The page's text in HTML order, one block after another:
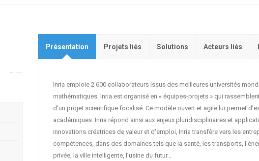
Présentation Projets liés Solutions Acteurs liés
Inria emploie 2 600 collaborateurs issus des meilleures universités
mathématiques. Inria est organisé en « équipes-projets » qui
d’un projet scientifique focalisé. Ce modèle ouvert et agile lui permet
académiques. Inria répond ainsi aux enjeux pluridisciplinaires et
innovations créatrices de valeur et d'emploi, Inria transfère vers les
compétences, dans des domaines tels que la santé, les transports,
privée, la ville intelligente, l’usine du futur…